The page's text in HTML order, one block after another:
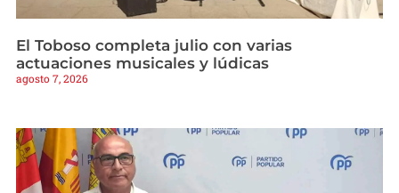
El Toboso completa julio con varias
actuaciones musicales y lúdicas
agosto 7, 2026